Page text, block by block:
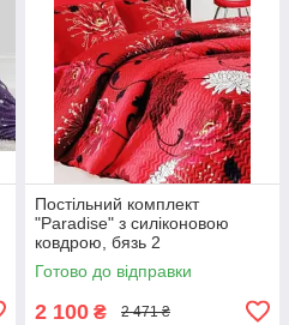
Постільний комплект
"Paradise" з силіконовою
ковдрою, бязь 2
Готово до відправки
2 100 ₴ 2 471 ₴